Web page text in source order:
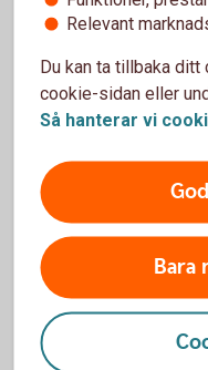
Skadeanmälan
Försäkringsgivare
Mer information
Skatteregler och
Relevant
Du kan ta tillbaka
cookie-sidan eller
Så hanterar vi
Bara